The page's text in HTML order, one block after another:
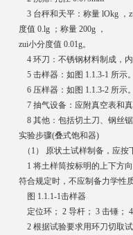
3 台秤和天平：称量 lOkg ，
度值 0.lg ；称量 200g ，
zui小分度值 0.01g。
4 环刀：不锈钢材料制成，内
5 击样器：如图 1.1.3-1 所示
6 压样器：如图 1.1.3-2 所示
7 抽气设备：应附真空表和
8 其他：包括切土刀、钢丝
实验步骤(叠式饱和器)
（1） 原状土试样制备，应按
1 将土样筒按标明的上下方
符合规定时，不应制备力学性
图 1.1.1-1击样器
定位环； 2 导杆； 3 击锤；
2 根据试验要求用环刀切取